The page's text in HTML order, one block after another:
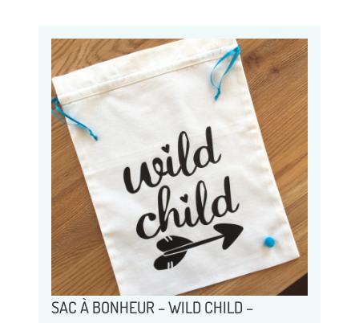
SAC À BONHEUR – WILD CHILD –